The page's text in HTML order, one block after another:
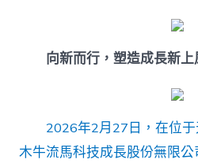
向新而行，塑造成長新
2026年2月27日，在位
木牛流馬科技成長股份無限